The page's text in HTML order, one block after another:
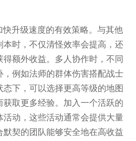
快升级速度的有效策略。与其他
时，不仅清怪效率会提高，还
额外收益。多人协作时，不同
例如法师的群体伤害搭配战士
下，可以选择更高等级的地图
取更多经验。加入一个活跃的
动，这些活动通常会提供大量
契的团队能够安全地在高收益